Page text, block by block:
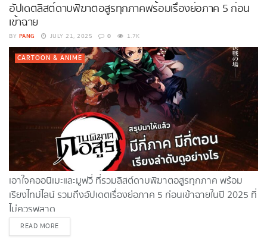
อัปเดตลิสต์ดาบพิฆาตอสูรทุกภาคพร้อมเรื่องย่อภาค 5 ก่อน
เข้าฉาย
BY PANG JULY 21, 2025 0 1.7K
CARTOON & ANIME
เอาใจคออนิเมะและมูฟวี่ ที่รวมลิสต์ดาบพิฆาตอสูรทุกภาค พร้อม
เรียงไทม์ไลน์ รวมถึงอัปเดตเรื่องย่อภาค 5 ก่อนเข้าฉายในปี 2025 ที่
ไม่ควรพลาด
READ MOREDETAILS